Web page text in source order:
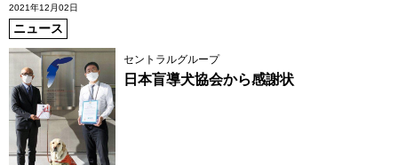
2021年12月02日
ニュース
セントラルグループ
日本盲導犬協会から感謝状